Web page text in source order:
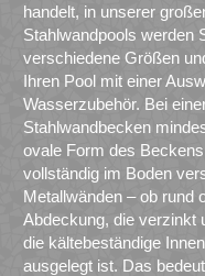
handelt, in unserer
Stahlwandpools werden
verschiedene Größen
Ihren Pool mit einer
Wasserzubehör. Bei
Stahlwandbecken
ovale Form des
vollständig im Boden
Metallwänden – ob rund
Abdeckung, die verzinkt
die kältebeständige
ausgelegt ist. Das